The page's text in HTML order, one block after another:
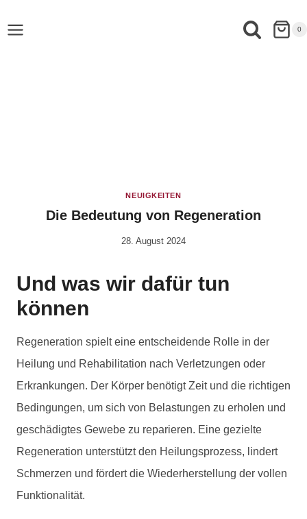
0
NEUIGKEITEN
Die Bedeutung von Regeneration
Von
Krause
28. August 2024
Und was wir dafür tun
können
Regeneration spielt eine entscheidende Rolle in der
Heilung und Rehabilitation nach Verletzungen oder
Erkrankungen. Der Körper benötigt Zeit und die richtigen
Bedingungen, um sich von Belastungen zu erholen und
geschädigtes Gewebe zu reparieren. Eine gezielte
Regeneration unterstützt den Heilungsprozess, lindert
Schmerzen und fördert die Wiederherstellung der vollen
Funktionalität.